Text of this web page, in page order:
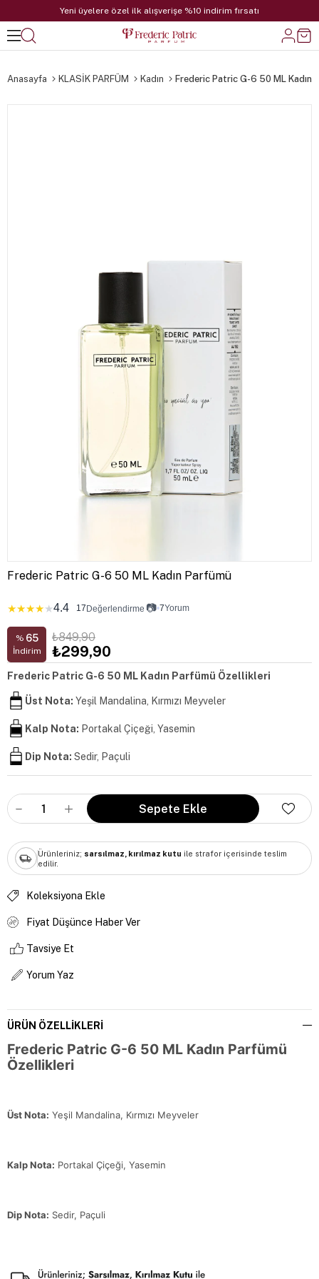
Yeni üyelere özel ilk alışverişe %10 indirim fırsatı
Anasayfa KLASİK PARFÜM Kadın Frederic Patric G-6 50 ML Kadın
Frederic Patric G-6 50 ML Kadın Parfümü
★★★★★4.4 17 Değerlendirme 📷•7Yorum
% 65
İndirim
₺849,90
₺299,90
Frederic Patric G-6 50 ML Kadın Parfümü Özellikleri
Üst Nota: Yeşil Mandalina, Kırmızı Meyveler
Kalp Nota: Portakal Çiçeği, Yasemin
Dip Nota: Sedir, Paçuli
Ürünleriniz; sarsılmaz, kırılmaz kutu ile strafor içerisinde teslim
edilir.
Koleksiyona Ekle
Fiyat Düşünce Haber Ver
Tavsiye Et
Yorum Yaz
ÜRÜN ÖZELLIKLERI
Frederic Patric G-6 50 ML Kadın Parfümü
Özellikleri
Üst Nota: Yeşil Mandalina, Kırmızı Meyveler
Kalp Nota: Portakal Çiçeği, Yasemin
Dip Nota: Sedir, Paçuli